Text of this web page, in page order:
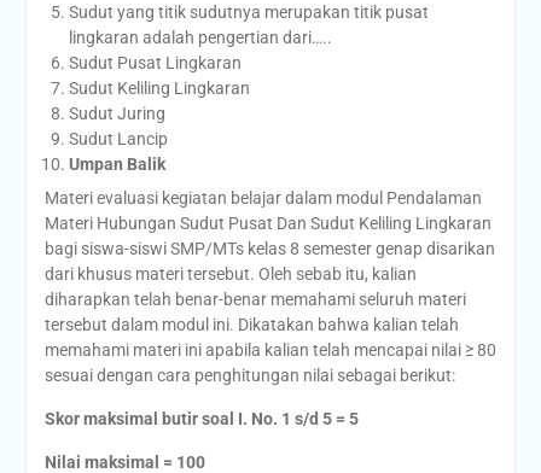
Sudut yang titik sudutnya merupakan titik pusat
lingkaran adalah pengertian dari…..
Sudut Pusat Lingkaran
Sudut Keliling Lingkaran
Sudut Juring
Sudut Lancip
Umpan Balik
Materi evaluasi kegiatan belajar dalam modul Pendalaman
Materi Hubungan Sudut Pusat Dan Sudut Keliling Lingkaran
bagi siswa-siswi SMP/MTs kelas 8 semester genap disarikan
dari khusus materi tersebut. Oleh sebab itu, kalian
diharapkan telah benar-benar memahami seluruh materi
tersebut dalam modul ini. Dikatakan bahwa kalian telah
memahami materi ini apabila kalian telah mencapai nilai ≥ 80
sesuai dengan cara penghitungan nilai sebagai berikut:
Skor maksimal butir soal I. No. 1 s/d 5 = 5
Nilai maksimal = 100